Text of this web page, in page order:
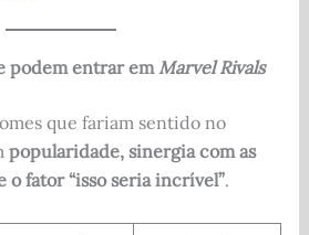
podem entrar emMarvel Rivals
que fariam sentido no
popularidade, sinergia com as
o fator “isso seria incrível”.